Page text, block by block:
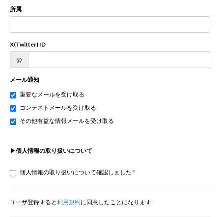
所属
X(Twitter) ID
@
メール通知
重要なメールを受け取る
コンテストメールを受け取る
その他有益な情報メールを受け取る
▶個人情報の取り扱いについて
個人情報の取り扱いについて確認しました
ユーザ登録すると利用規約に同意したことになります